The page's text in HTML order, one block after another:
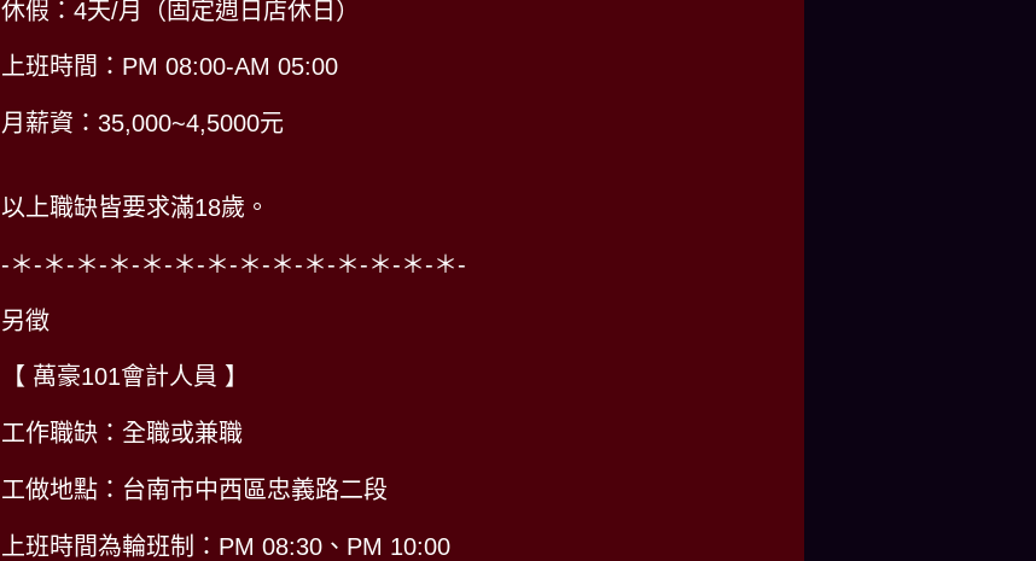
休假：4天/月（固定週日店休日）
上班時間：PM 08:00-AM 05:00
月薪資：35,000~4,5000元
以上職缺皆要求滿18歲。
-＊-＊-＊-＊-＊-＊-＊-＊-＊-＊-＊-＊-＊-＊-
另徵
【 萬豪101會計人員 】
工作職缺：全職或兼職
工做地點：台南市中西區忠義路二段
上班時間為輪班制：PM 08:30、PM 10:00